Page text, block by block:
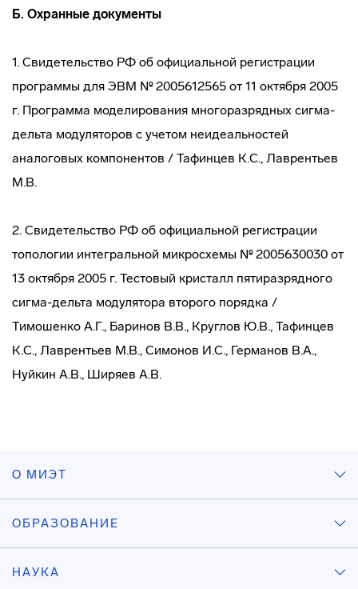
Б. Охранные документы
1. Свидетельство РФ об официальной регистрации
программы для ЭВМ № 2005612565 от 11 октября 2005
г. Программа моделирования многоразрядных сигма-
дельта модуляторов с учетом неидеальностей
аналоговых компонентов / Тафинцев К.С., Лаврентьев
М.В.
2. Свидетельство РФ об официальной регистрации
топологии интегральной микросхемы № 2005630030 от
13 октября 2005 г. Тестовый кристалл пятиразрядного
сигма-дельта модулятора второго порядка /
Тимошенко А.Г., Баринов В.В., Круглов Ю.В., Тафинцев
К.С., Лаврентьев М.В., Симонов И.С., Германов В.А.,
Нуйкин А.В., Ширяев А.В.
О МИЭТ
ОБРАЗОВАНИЕ
НАУКА